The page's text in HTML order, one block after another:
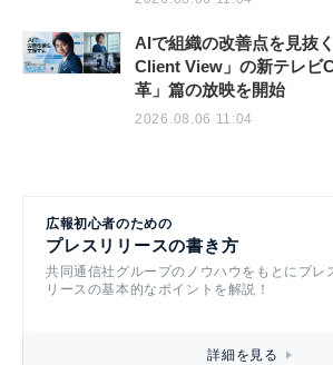
AIで組織の改善点を見抜
Client View」の新テレビ
革」篇の放映を開始
2026.08.06 11:04
広報初心者のための
プレスリリースの書き方
共同通信社グループのノウハウをもとにプレ
リースの基本的なポイントを解説！
詳細を見る